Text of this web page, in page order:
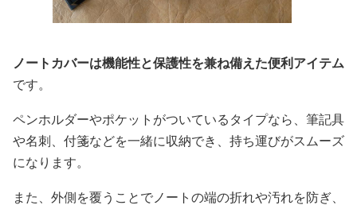
ノートカバーは機能性と保護性を兼ね備えた便利アイテム
です。
ペンホルダーやポケットがついているタイプなら、筆記具
や名刺、付箋などを一緒に収納でき、持ち運びがスムーズ
になります。
また、外側を覆うことでノートの端の折れや汚れを防ぎ、